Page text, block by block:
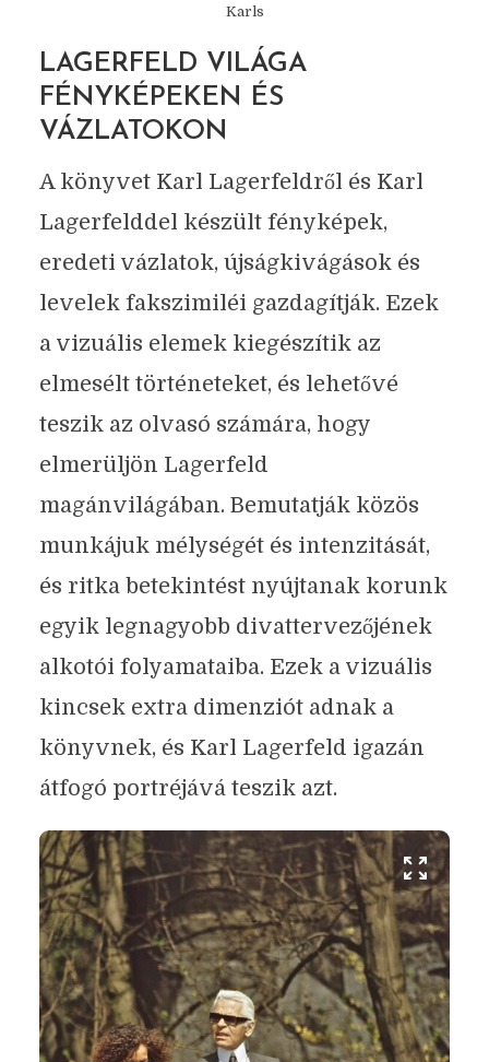
Karls
LAGERFELD VILÁGA
FÉNYKÉPEKEN ÉS
VÁZLATOKON
A könyvet Karl Lagerfeldről és Karl
Lagerfelddel készült fényképek,
eredeti vázlatok, újságkivágások és
levelek fakszimiléi gazdagítják. Ezek
a vizuális elemek kiegészítik az
elmesélt történeteket, és lehetővé
teszik az olvasó számára, hogy
elmerüljön Lagerfeld
magánvilágában. Bemutatják közös
munkájuk mélységét és intenzitását,
és ritka betekintést nyújtanak korunk
egyik legnagyobb divattervezőjének
alkotói folyamataiba. Ezek a vizuális
kincsek extra dimenziót adnak a
könyvnek, és Karl Lagerfeld igazán
átfogó portréjává teszik azt.